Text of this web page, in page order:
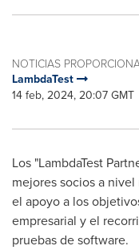
NOTICIAS
LambdaTest
14 feb, 2024, 20:07 GMT
Los "LambdaTest
mejores socios a
el apoyo a los
empresarial y el
pruebas de software.